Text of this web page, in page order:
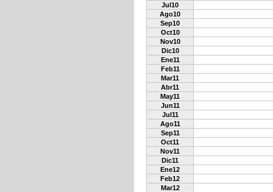
Jul10
Ago10
Sep10
Oct10
Nov10
Dic10
Ene11
Feb11
Mar11
Abr11
May11
Jun11
Jul11
Ago11
Sep11
Oct11
Nov11
Dic11
Ene12
Feb12
Mar12